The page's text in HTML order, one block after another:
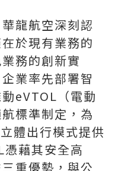
龍航空深刻認
於現有業務的
務的創新實
業率先部署智
eVTOL（電動
標準制定，為
體出行模式提供
藉其安全高
重優勢，與公